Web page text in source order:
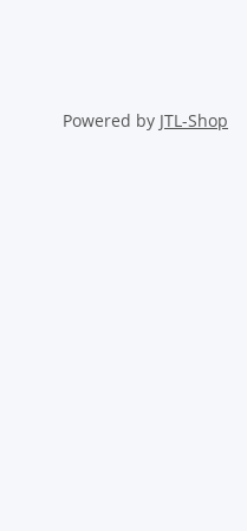
Powered by JTL-Shop